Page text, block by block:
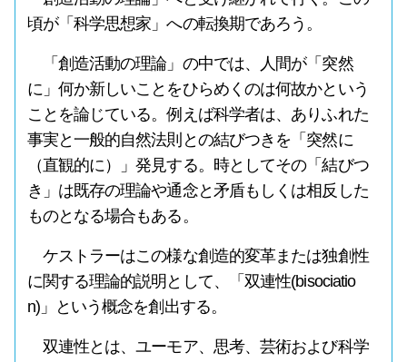
頃が「科学思想家」への転換期であろう。
「創造活動の理論」の中では、人間が「突然
に」何か新しいことをひらめくのは何故かという
ことを論じている。例えば科学者は、ありふれた
事実と一般的自然法則との結びつきを「突然に
（直観的に）」発見する。時としてその「結びつ
き」は既存の理論や通念と矛盾もしくは相反した
ものとなる場合もある。
ケストラーはこの様な創造的変革または独創性
に関する理論的説明として、「双連性(bisociatio
n)」という概念を創出する。
双連性とは、ユーモア、思考、芸術および科学